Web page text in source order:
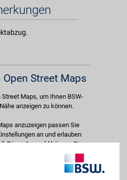
Street Maps
Street Maps, um Ihnen BSW-
anzeigen zu können.
anzuzeigen passen Sie
an und erlauben
Diese Auswahl können Sie
Cookie-Einstellungen im
ändern.